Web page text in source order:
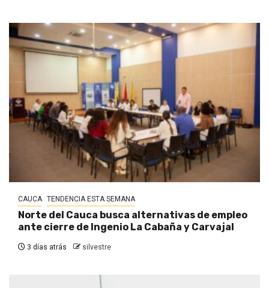
CAUCA TENDENCIA ESTA SEMANA
Norte del Cauca busca alternativas de empleo
ante cierre de Ingenio La Cabaña y Carvajal
3 días atrás silvestre